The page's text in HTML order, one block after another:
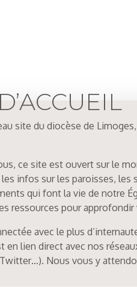
site du diocèse de
ce site est ouvert sur le
infos sur les paroisses, les
qui font la vie de notre
ressources pour
avec le plus
en lien direct avec nos
Nous vous y